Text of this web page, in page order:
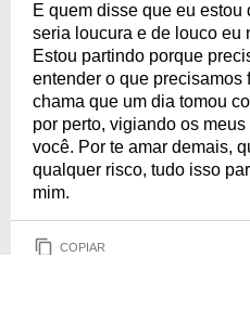
E quem disse que eu
seria loucura e de louco eu
Estou partindo porque
entender o que precisamos
chama que um dia tomou
por perto, vigiando os
você. Por te amar demais,
qualquer risco, tudo isso
mim.
COPIAR